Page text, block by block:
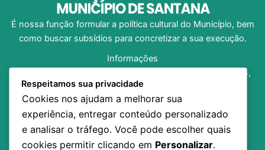
É nossa função formular a política cultural do Município, bem
como buscar subsídios para concretizar a sua execução.
Informações
Av. Dom Pedro I, no 1312, Bairro Central, CEP 68.925-204,
Santana/AP
(96) 98138-8973
fundacaosancult@gmail.com
Horário de Funcionamento: 07h30 às 13h30
Respeitamos sua privacidade
Cookies nos ajudam a melhorar sua
experiência, entregar conteúdo personalizado
e analisar o tráfego. Você pode escolher quais
cookies permitir clicando em Personalizar.